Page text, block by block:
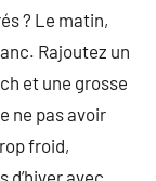
? Le matin,
Rajoutez un
et une grosse
ne pas avoir
froid,
d’hiver avec